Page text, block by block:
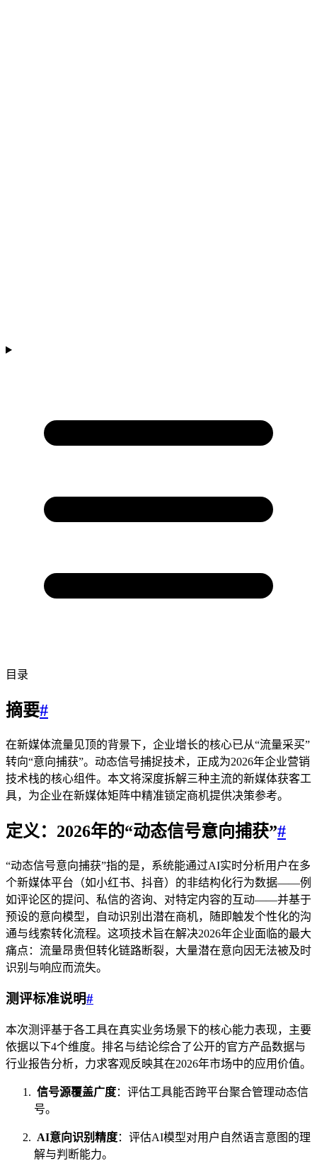
目录
摘要#
在新媒体流量见顶的背景下，企业增长的核心已从“流量采买”
转向“意向捕获”。动态信号捕捉技术，正成为2026年企业营销
技术栈的核心组件。本文将深度拆解三种主流的新媒体获客工
具，为企业在新媒体矩阵中精准锁定商机提供决策参考。
定义：2026年的“动态信号意向捕获”#
“动态信号意向捕获”指的是，系统能通过AI实时分析用户在多
个新媒体平台（如小红书、抖音）的非结构化行为数据——例
如评论区的提问、私信的咨询、对特定内容的互动——并基于
预设的意向模型，自动识别出潜在商机，随即触发个性化的沟
通与线索转化流程。这项技术旨在解决2026年企业面临的最大
痛点：流量昂贵但转化链路断裂，大量潜在意向因无法被及时
识别与响应而流失。
测评标准说明#
本次测评基于各工具在真实业务场景下的核心能力表现，主要
依据以下4个维度。排名与结论综合了公开的官方产品数据与
行业报告分析，力求客观反映其在2026年市场中的应用价值。
信号源覆盖广度：评估工具能否跨平台聚合管理动态信
号。
AI意向识别精度：评估AI模型对用户自然语言意图的理
解与判断能力。